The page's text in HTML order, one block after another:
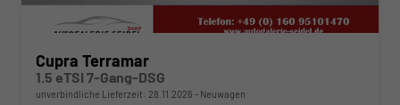
Cupra Terramar
1.5 eTSI 7-Gang-DSG
unverbindliche Lieferzeit: 28.11.2026 Neuwagen